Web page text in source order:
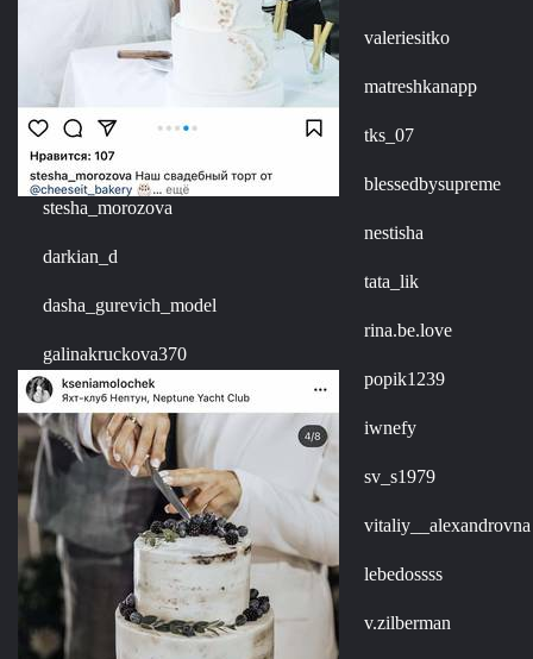
stesha_morozova
darkian_d
dasha_gurevich_model
galinakruckova370
valeriesitko
matreshkanapp
tks_07
blessedbysupreme
nestisha
tata_lik
rina.be.love
popik1239
iwnefy
sv_s1979
vitaliy__alexandrovna
lebedossss
v.zilberman